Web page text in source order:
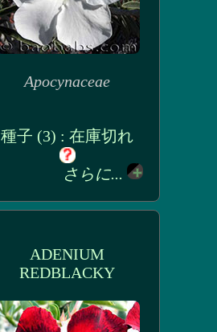
Apocynaceae
種子 (3) : 在庫切れ
さらに...
ADENIUM
REDBLACKY